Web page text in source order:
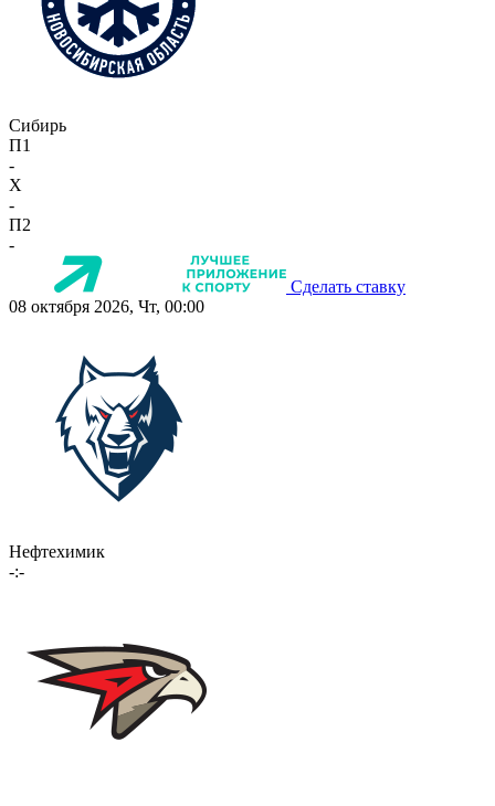
Сибирь
П1
-
X
-
П2
-
Сделать ставку
08 октября 2026, Чт, 00:00
Нефтехимик
-:-